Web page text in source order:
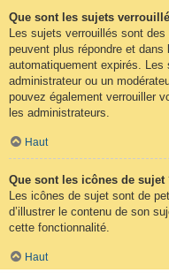
Que sont les sujets
Les sujets verrouillés sont
peuvent plus répondre et
automatiquement expirés.
administrateur ou un
pouvez également verrouiller
les administrateurs.
Haut
Que sont les icônes de sujet
Les icônes de sujet sont de
d’illustrer le contenu de son
cette fonctionnalité.
Haut